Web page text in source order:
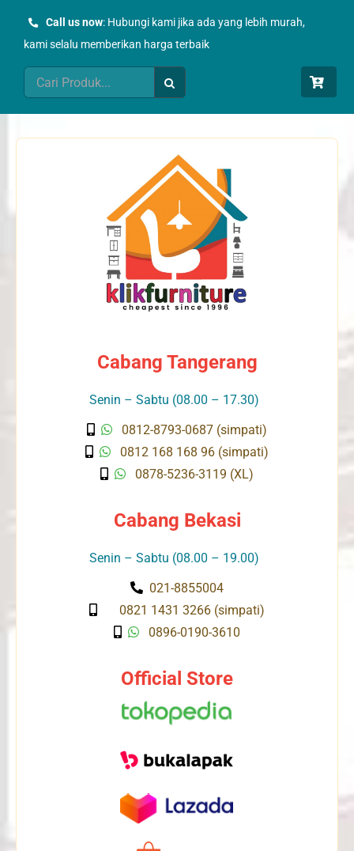
Call us now: Hubungi kami jika ada yang lebih murah,
kami selalu memberikan harga terbaik
Search
for:
Cabang Tangerang
Senin – Sabtu (08.00 – 17.30)
0812-8793-0687 (simpati)
0812 168 168 96 (simpati)
0878-5236-3119 (XL)
Cabang Bekasi
Senin – Sabtu (08.00 – 19.00)
021-8855004
0821 1431 3266 (simpati)
0896-0190-3610
Official Store